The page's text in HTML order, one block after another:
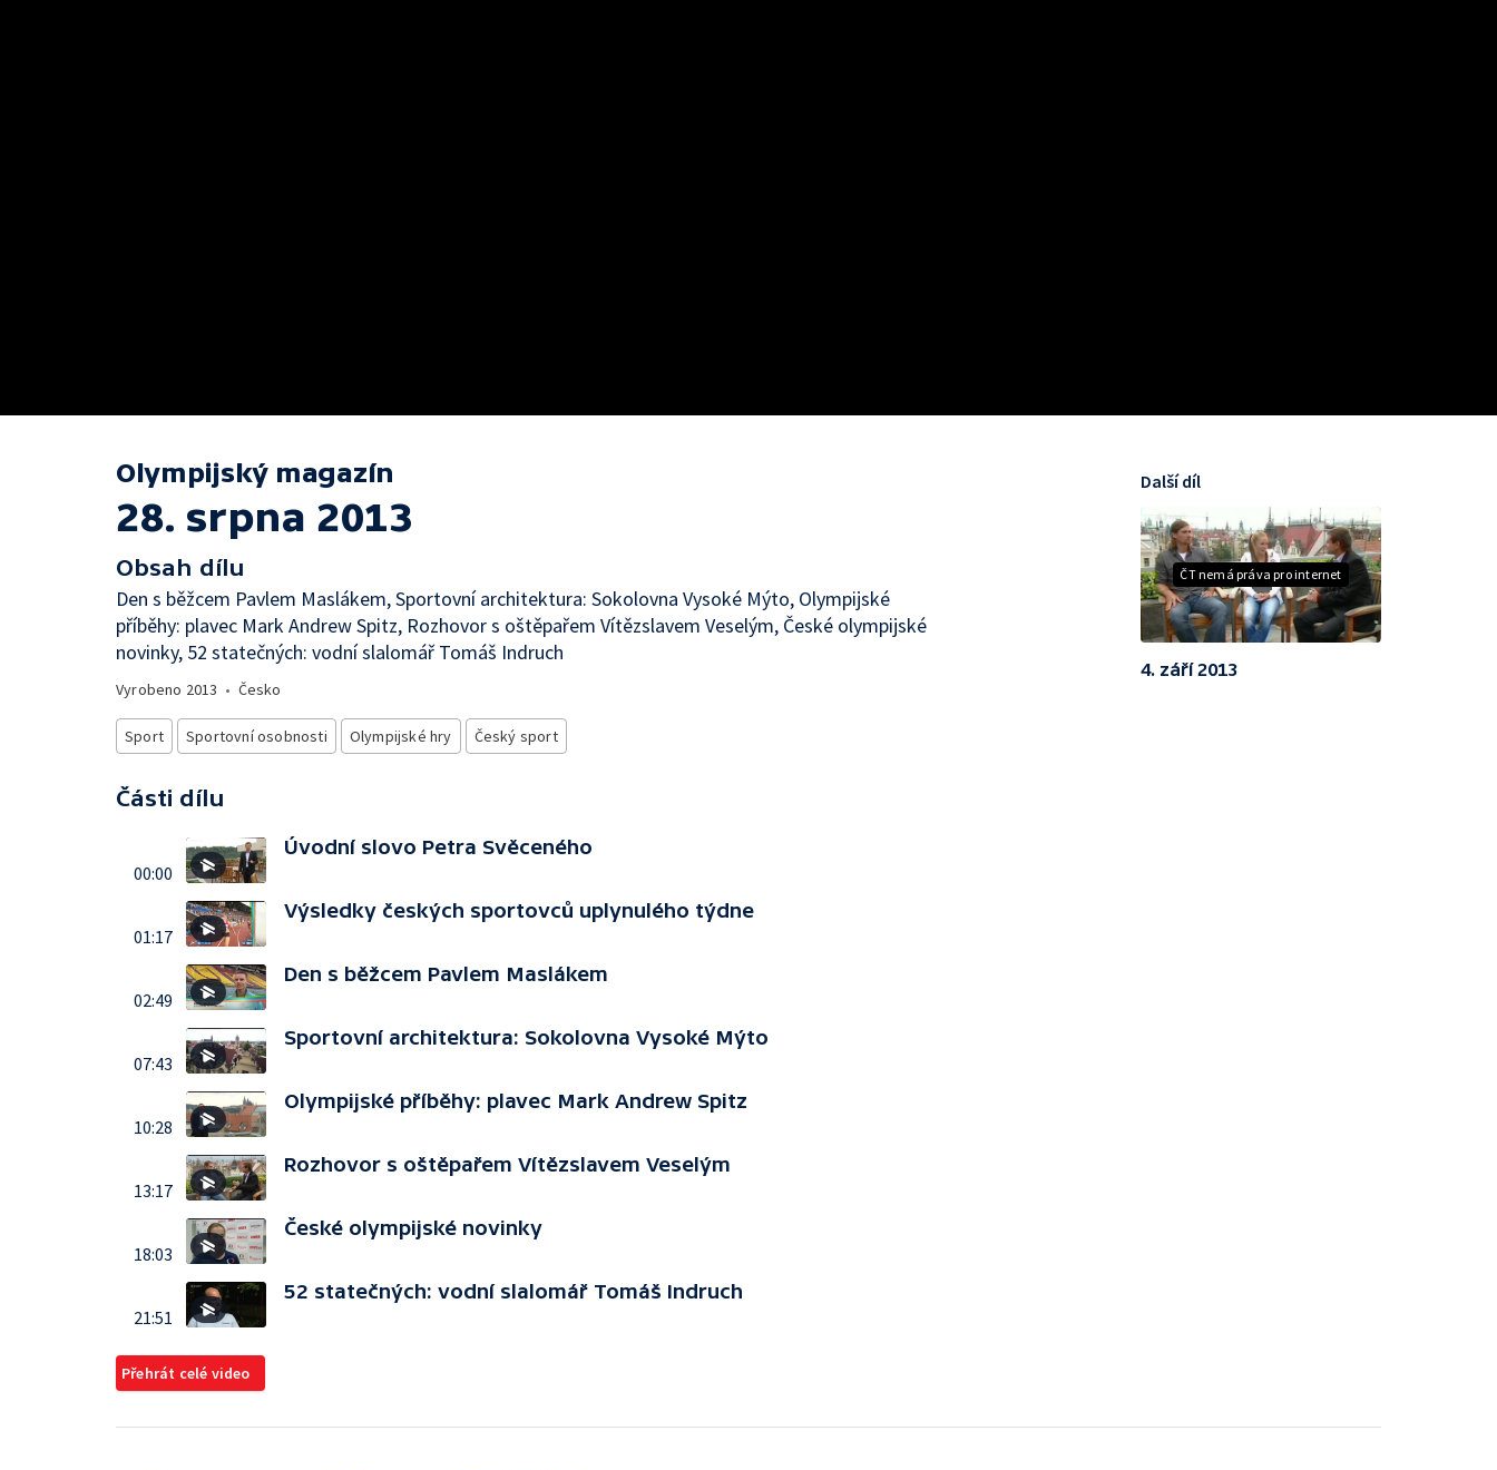
Olympijský magazín
28. srpna 2013
Obsah dílu
Den s běžcem Pavlem Maslákem, Sportovní architektura: Sokolovna Vysoké Mýto, Olympijské
příběhy: plavec Mark Andrew Spitz, Rozhovor s oštěpařem Vítězslavem Veselým, České olympijské
novinky, 52 statečných: vodní slalomář Tomáš Indruch
Vyrobeno 2013 • Česko
Sport Sportovní osobnosti Olympijské hry Český sport
Části dílu
00:00
Úvodní slovo Petra Svěceného
01:17
Výsledky českých sportovců uplynulého týdne
02:49
Den s běžcem Pavlem Maslákem
07:43
Sportovní architektura: Sokolovna Vysoké Mýto
10:28
Olympijské příběhy: plavec Mark Andrew Spitz
13:17
Rozhovor s oštěpařem Vítězslavem Veselým
18:03
České olympijské novinky
21:51
52 statečných: vodní slalomář Tomáš Indruch
Přehrát celé video
ČT nemá práva pro internet
Další díl
4. září 2013